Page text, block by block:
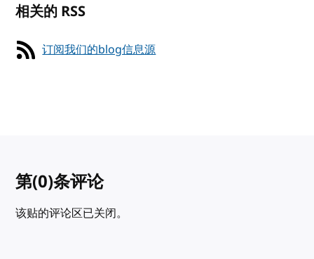
相关的 RSS
订阅我们的blog信息源
第(0)条评论
该贴的评论区已关闭。